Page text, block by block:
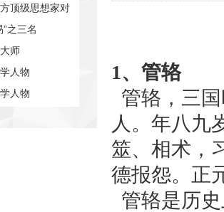
师
人物
人物
北朝
易学人物
1、 管辂
管辂，三
人。年八九
筮、相术，
德报怨。正
管辂是历